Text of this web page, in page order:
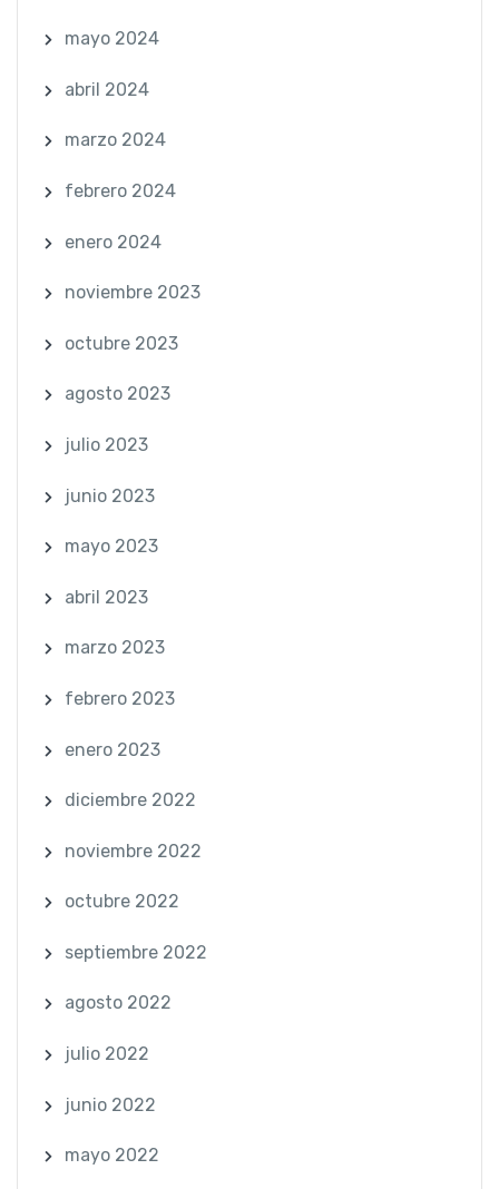
mayo 2024
abril 2024
marzo 2024
febrero 2024
enero 2024
noviembre 2023
octubre 2023
agosto 2023
julio 2023
junio 2023
mayo 2023
abril 2023
marzo 2023
febrero 2023
enero 2023
diciembre 2022
noviembre 2022
octubre 2022
septiembre 2022
agosto 2022
julio 2022
junio 2022
mayo 2022